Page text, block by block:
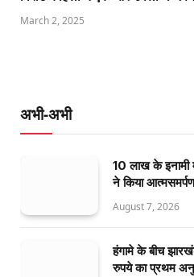
March 2, 2025
अभी-अभी
10 लाख के इनामी
ने किया आत्मसमर्पण
August 7, 2026
हंगामे के बीच
रुपये का प्रथम